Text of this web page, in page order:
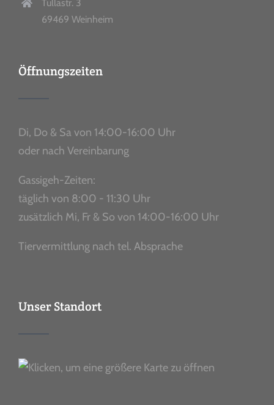
Tullastr. 3
69469 Weinheim
Öffnungszeiten
Di, Do & Sa von 14:00-16:00 Uhr
oder nach Vereinbarung
Gassigeh-Zeiten:
täglich von 8:00 - 11:30 Uhr
zusätzlich Mi, Fr & So von 14:00-16:00 Uhr
Tiervermittlung nach tel. Absprache
Unser Standort